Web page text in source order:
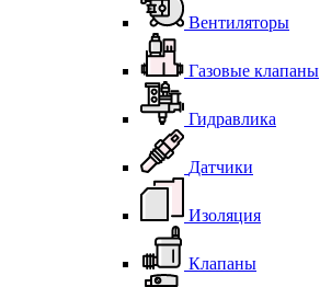
Вентиляторы
Газовые клапаны
Гидравлика
Датчики
Изоляция
Клапаны